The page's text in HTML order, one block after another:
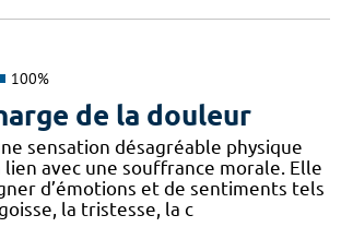
100%
de la douleur
sensation désagréable physique
avec une souffrance morale. Elle
d’émotions et de sentiments tels
la tristesse, la c